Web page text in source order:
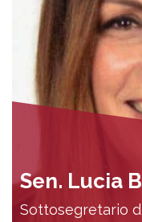
Sen. Lucia
Sottosegretario